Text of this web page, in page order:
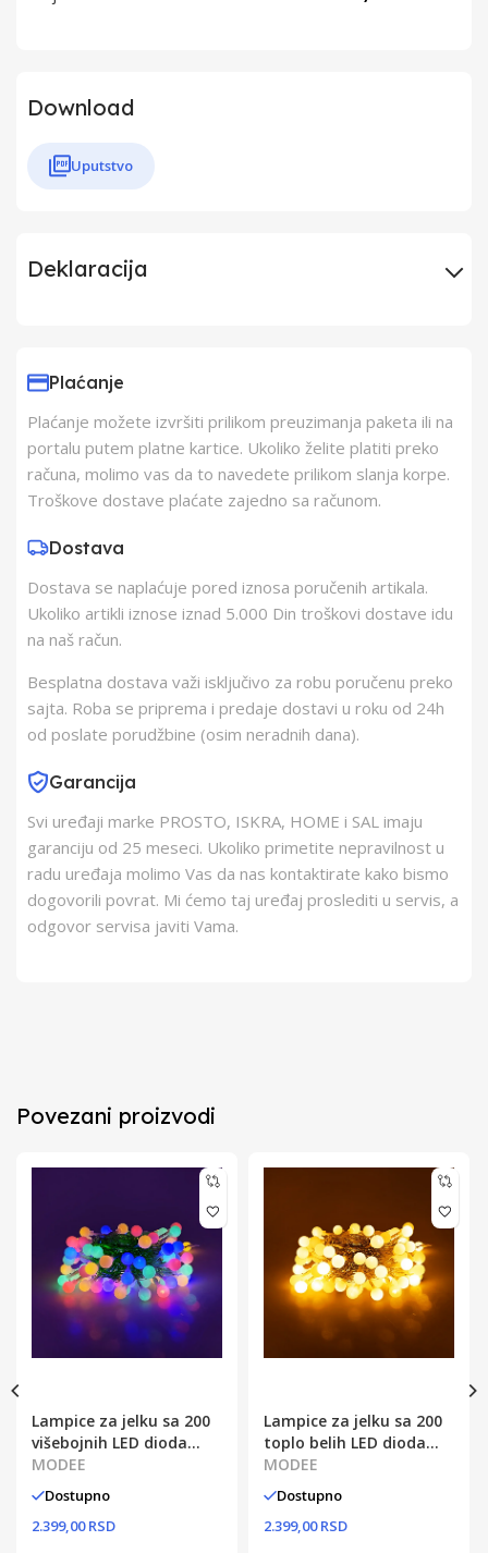
Download
Uputstvo
Deklaracija
Proizvođač SOMOGYI
Zemlja Porekla
Zemlja Uvoza
Barkod 5999084957551
Plaćanje
Plaćanje možete izvršiti prilikom preuzimanja paketa ili na
portalu putem platne kartice. Ukoliko želite platiti preko
računa, molimo vas da to navedete prilikom slanja korpe.
Troškove dostave plaćate zajedno sa računom.
Dostava
Dostava se naplaćuje pored iznosa poručenih artikala.
Ukoliko artikli iznose iznad 5.000 Din troškovi dostave idu
na naš račun.
Besplatna dostava važi isključivo za robu poručenu preko
sajta. Roba se priprema i predaje dostavi u roku od 24h
od poslate porudžbine (osim neradnih dana).
Garancija
Svi uređaji marke PROSTO, ISKRA, HOME i SAL imaju
garanciju od 25 meseci. Ukoliko primetite nepravilnost u
radu uređaja molimo Vas da nas kontaktirate kako bismo
dogovorili povrat. Mi ćemo taj uređaj proslediti u servis, a
odgovor servisa javiti Vama.
Povezani proizvodi
Lampice za jelku sa 200
višebojnih LED dioda
20m
MODEE
Dostupno
2.399,00 RSD
Lampice za jelku sa 200
toplo belih LED dioda
20m
MODEE
Dostupno
2.399,00 RSD